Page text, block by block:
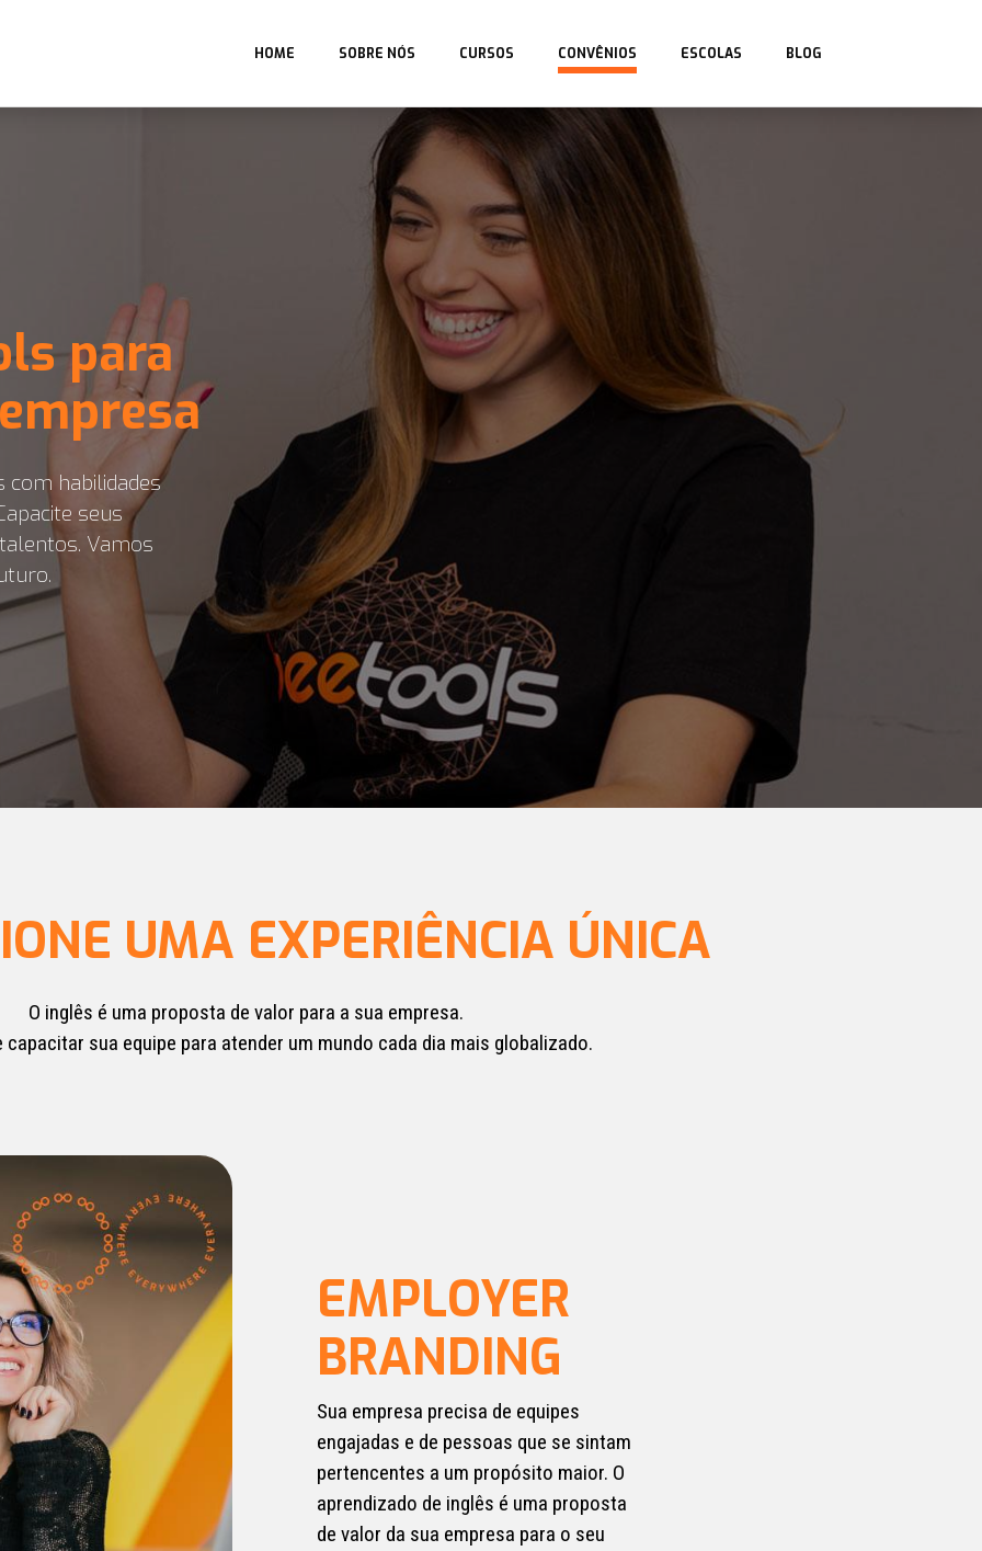
HOME SOBRE NÓS CURSOS CONVÊNIOS ESCOLAS BLOG
para
com habilidades
seus
Vamos
UMA EXPERIÊNCIA ÚNICA
O inglês é uma proposta de valor para a sua empresa.
capacitar sua equipe para atender um mundo cada dia mais globalizado.
EMPLOYER
BRANDING
Sua empresa precisa de equipes
engajadas e de pessoas que se sintam
pertencentes a um propósito maior. O
aprendizado de inglês é uma proposta
de valor da sua empresa para o seu